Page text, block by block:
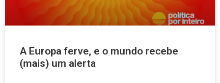
A Europa ferve, e o mundo recebe
(mais) um alerta